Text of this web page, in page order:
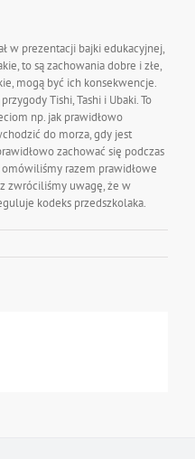
w prezentacji bajki edukacyjnej,
to są zachowania dobre i złe,
mogą być ich konsekwencje.
Tishi, Tashi i Ubaki. To
np. jak prawidłowo
do morza, gdy jest
zachować się podczas
omówiliśmy razem prawidłowe
zwróciliśmy uwagę, że w
kodeks przedszkolaka.